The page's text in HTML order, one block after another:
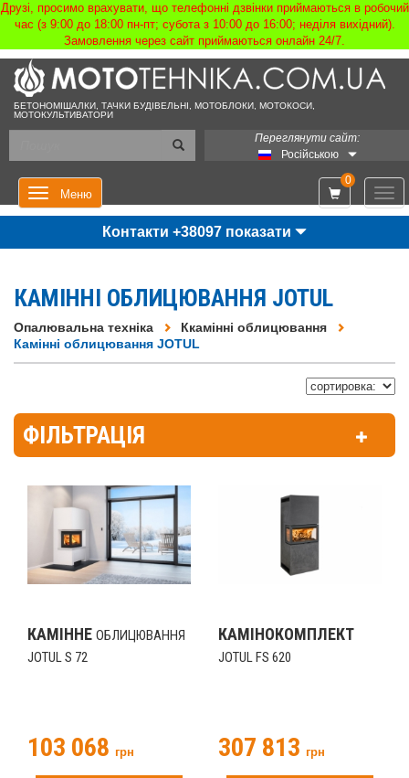
Друзі, просимо врахувати, що телефонні дзвінки приймаються в робочий
час (з 9:00 до 18:00 пн-пт; субота з 10:00 до 16:00; неділя вихідний).
Замовлення через сайт приймаються онлайн 24/7.
БЕТОНОМІШАЛКИ, ТАЧКИ БУДІВЕЛЬНІ, МОТОБЛОКИ, МОТОКОСИ,
МОТОКУЛЬТИВАТОРИ
Переглянути сайт:
Російською
Меню
0
Контакти +38097 показати
КАМІННІ ОБЛИЦЮВАННЯ JOTUL
Опалювальна техніка
Ккамінні облицювання
Камінні облицювання JOTUL
ФІЛЬТРАЦІЯ
КАМІННЕ ОБЛИЦЮВАННЯ
JOTUL S 72
103 068 грн
КАМІНОКОМПЛЕКТ
JOTUL FS 620
307 813 грн